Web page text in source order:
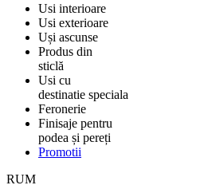
Usi interioare
FURNIRUITE
SMALT
DIN LEMN DE PIN
Usi exterioare
USI METALICE
PENTRU APARTAMENT
PENTRU CASA
Uși ascunse
OGLINDIT
GRESIE PORȚELANATĂ
Produs din
sticlă
BALUSTRADE ȘI TREPTE
CABINE DE DUȘ ȘI PEREȚI
PEREȚI DESPĂRȚITORI
Usi cu
destinatie speciala
USI ANTIFOC (ANTIINCENDIU)
Feronerie
ACCESORII
Finisaje pentru
podea și pereți
Promotii
RUM